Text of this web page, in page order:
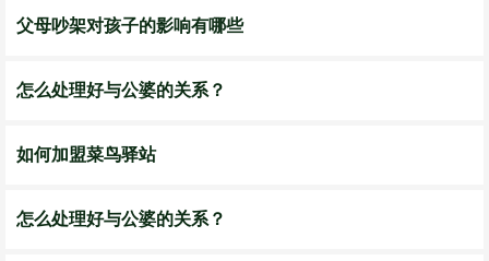
父母吵架对孩子的影响有哪些
怎么处理好与公婆的关系？
如何加盟菜鸟驿站
怎么处理好与公婆的关系？